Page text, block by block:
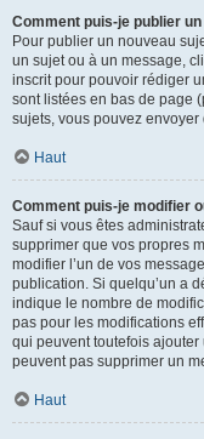
Comment puis-je publier
Pour publier un nouveau
un sujet ou à un message,
inscrit pour pouvoir rédiger
sont listées en bas de page
sujets, vous pouvez
Haut
Comment puis-je modifier
Sauf si vous êtes
supprimer que vos propres
modifier l’un de vos
publication. Si quelqu’un a
indique le nombre de
pas pour les modifications
qui peuvent toutefois
peuvent pas supprimer un
Haut